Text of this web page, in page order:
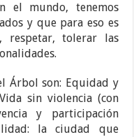
el mundo, tenemos
y que para eso es
respetar, tolerar las
Árbol son: Equidad y
sin violencia (con
y participación
la ciudad que